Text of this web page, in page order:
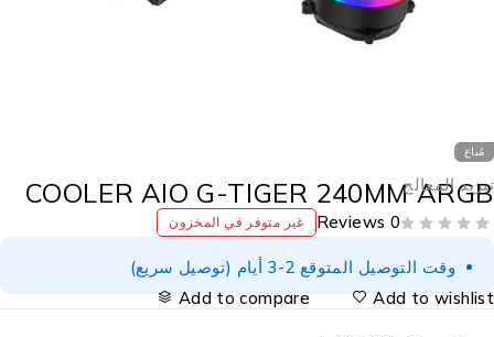
مُباع
المعالجCOOLER AIO G-TIGER 240MM
0 Reviews غير متوفر في المخزون
وقت التوصيل المتوقع 2-3 أيام (توصيل سريع)
Add to
Add to compare